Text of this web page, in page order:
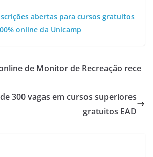
abertas para cursos gratuitos
online da Unicamp
de Monitor de Recreação rece
300 vagas em cursos superiores
gratuitos EAD